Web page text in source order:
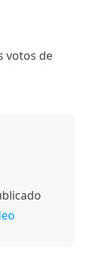
votos de